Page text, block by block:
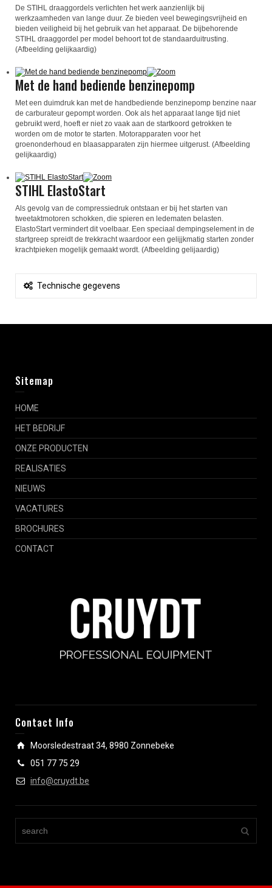
De STIHL draaggordels verlichten het werk aanzienlijk bij
werkzaamheden van lange duur. Ze bieden veel bewegingsvrijheid en
bieden veiligheid bij het gebruik van het apparaat. De bijbehorende
STIHL draaggordel per model behoort tot de standaarduitrusting.
(Afbeelding gelijkaardig)
Met de hand bediende benzinepomp
Met een duimdruk kan met de handbediende benzinepomp benzine naar
de carburateur gepompt worden. Ook als het apparaat lange tijd niet
gebruikt werd, hoeft er niet zo vaak aan de startkoord getrokken te
worden om de motor te starten. Motorapparaten voor het
groenonderhoud en blaasapparaten zijn hiermee uitgerust. (Afbeelding
gelijkaardig)
STIHL ElastoStart
Als gevolg van de compressiedruk ontstaan er bij het starten van
tweetaktmotoren schokken, die spieren en ledematen belasten.
ElastoStart vermindert dit voelbaar. Een speciaal dempingselement in de
startgreep spreidt de trekkracht waardoor een gelijjkmatig starten zonder
krachtpieken mogelijk gemaakt wordt. (Afbeelding gelijaardig)
Technische gegevens
Sitemap
HOME
HET BEDRIJF
ONZE PRODUCTEN
REALISATIES
NIEUWS
VACATURES
BROCHURES
CONTACT
Contact Info
Moorsledestraat 34, 8980 Zonnebeke
051 77 75 29
info@cruydt.be